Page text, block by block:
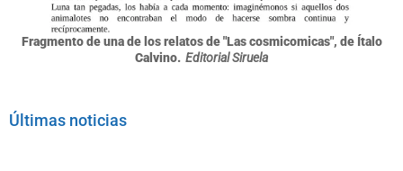
Fragmento de una de los relatos de "Las cosmicomicas", de Ítalo
Calvino. Editorial Siruela
Últimas noticias